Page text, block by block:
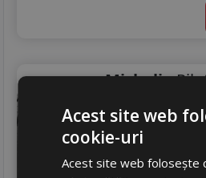
Michelin
275/30 R21
Turisme
Consum
Aderenta
Acest site web
cookie-uri
Acest site web folosește